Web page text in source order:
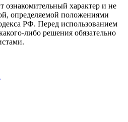
ознакомительный характер и не
определяемой положениями
РФ. Перед использованием
либо решения обязательно